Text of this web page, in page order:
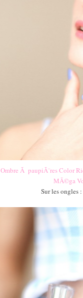
Ombre Ã paupiÃ¨res Color
MÃ©ga
Sur les ongles :